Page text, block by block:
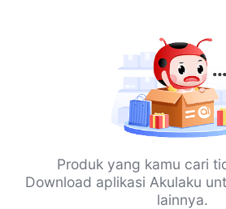
Produk yang kamu cari
Download aplikasi Akulaku
lainnya.